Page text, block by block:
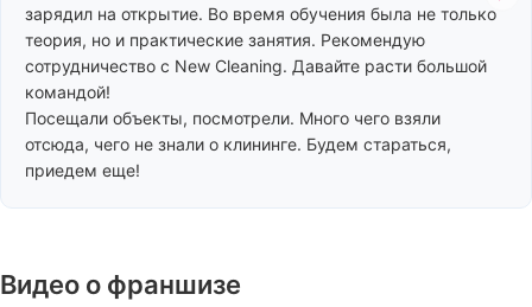
зарядил на открытие. Во время обучения была не только
теория, но и практические занятия. Рекомендую
сотрудничество с New Cleaning. Давайте расти большой
командой!
Посещали объекты, посмотрели. Много чего взяли
отсюда, чего не знали о клининге. Будем стараться,
приедем еще!
Видео о франшизе